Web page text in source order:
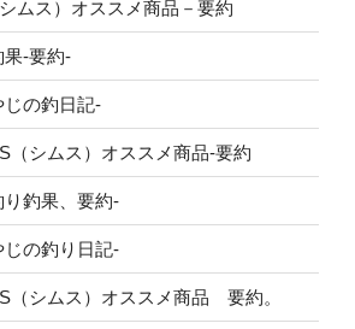
ムス）オススメ商品－要約
果-要約-
じの釣日記-
シムス）オススメ商品-要約
釣果、要約-
の釣り日記-
シムス）オススメ商品 要約。